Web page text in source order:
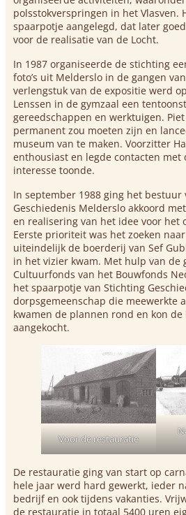
polsstokverspringen in het Vlasven.
spaarpotje aangelegd, dat later
voor de realisatie van de Locht.
In 1987 organiseerde de stichting
foto’s uit Melderslo in de gangen
verlengstuk van de expositie werd
Lenssen in de gymzaal een
gereedschappen en werktuigen.
permanent zou moeten zijn en
museum van te maken. Voorzitter
enthousiast en legde contacten met
interesse toonde.
In september 1988 ging het bestuur
Geschiedenis Melderslo akkoord
en realisering van het idee voor het
Eerste prioriteit was het zoeken
uiteindelijk de boerderij van Sef
in het vizier kwam. Met hulp van de
Cultuurfonds van het Bouwfonds
het spaarpotje van Stichting
dorpsgemeenschap die meewerkte
kwamen de plannen rond en kon
aangekocht.
Voor de restauratie
De restauratie ging van start op
hele jaar werd hard gewerkt, ieder
bedrijf en ook tijdens vakanties.
de restauratie in totaal 5400 uren